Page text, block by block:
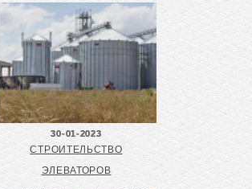
30-01-2023
СТРОИТЕЛЬСТВО
ЭЛЕВАТОРОВ